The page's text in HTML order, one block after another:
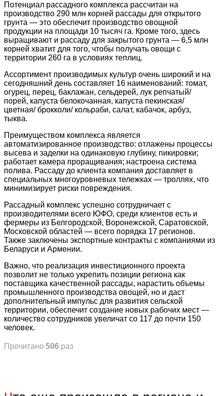
Потенциал рассадного комплекса рассчитан на
производство 290 млн корней рассады для открытого
грунта — это обеспечит производство овощной
продукции на площади 10 тысяч га. Кроме того, здесь
выращивают и рассаду для закрытого грунта — 6,5 млн
корней хватит для того, чтобы получать овощи с
территории 260 га в условиях теплиц.
Ассортимент производимых культур очень широкий и на
сегодняшний день составляет 16 наименований: томат,
огурец, перец, баклажан, сельдерей, лук репчатый/
порей, капуста белокочанная, капуста пекинская/
цветная/ брокколи/ кольраби, салат, кабачок, арбуз,
тыква.
Преимуществом комплекса является
автоматизированное производство: отлажены процессы
высева и заделки на одинаковую глубину, пикировки;
работает камера проращивания; настроена система
полива. Рассаду до клиента компания доставляет в
специальных многоуровневых тележках — троллях, что
минимизирует риски повреждения.
Рассадный комплекс успешно сотрудничает с
производителями всего ЮФО, среди клиентов есть и
фермеры из Белгородской, Воронежской, Саратовской,
Московской областей — всего порядка 17 регионов.
Также заключены экспортные контракты с компаниями из
Беларуси и Армении.
Важно, что реализация инвестиционного проекта
позволит не только укрепить позиции региона как
поставщика качественной рассады, нарастить объемы
промышленного производства овощей, но и даст
дополнительный импульс для развития сельской
территории, обеспечит создание новых рабочих мест —
количество сотрудников увеличат со 117 до почти 150
человек.
Прочитано 506 раз